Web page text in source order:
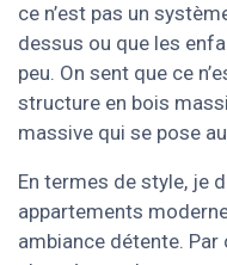
ce n’est pas un
dessus ou que les
peu. On sent que ce
structure en bois
massive qui se pose
En termes de style, je
appartements
ambiance détente.